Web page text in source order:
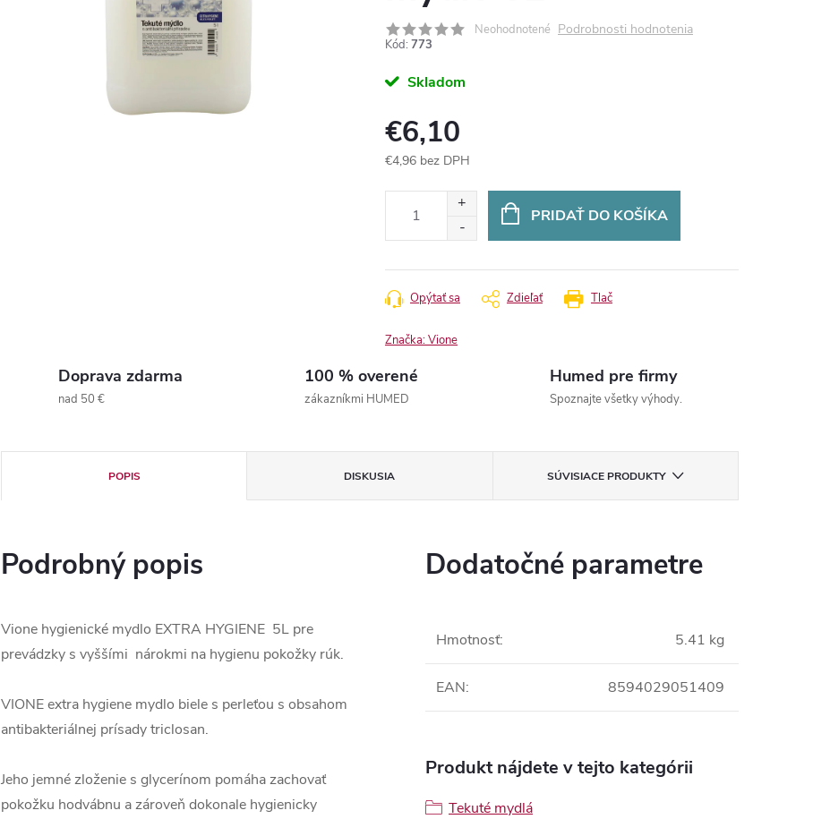
Neohodnotené Podrobnosti hodnotenia
Kód: 773
Skladom
€6,10
€4,96 bez DPH
PRIDAŤ DO KOŠÍKA
Tlač
Opýtať sa Zdieľať
Značka:Vione
Doprava zdarma
nad 50 €
100 % overené
zákazníkmi HUMED
Humed pre firmy
Spoznajte všetky výhody.
POPIS DISKUSIA SÚVISIACE PRODUKTY
Podrobný popis
Vione hygienické mydlo EXTRA HYGIENE 5L pre
prevádzky s vyššími nárokmi na hygienu pokožky rúk.
VIONE extra hygiene mydlo biele s perleťou s obsahom
antibakteriálnej prísady triclosan.
Jeho jemné zloženie s glycerínom pomáha zachovať
pokožku hodvábnu a zároveň dokonale hygienicky
Dodatočné parametre
Hmotnosť: 5.41 kg
EAN: 8594029051409
Produkt nájdete v tejto kategórii
Tekuté mydlá